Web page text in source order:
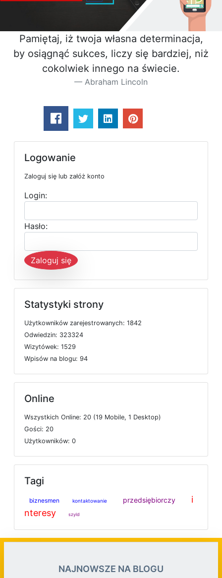
Pamiętaj, iż twoja własna determinacja,
by osiągnąć sukces, liczy się bardziej, niż
cokolwiek innego na świecie.
Abraham Lincoln
Logowanie
Zaloguj się lub załóż konto
Login:
Hasło:
Zaloguj się
Statystyki strony
Użytkowników zarejestrowanych: 1842
Odwiedzin: 323324
Wizytówek: 1529
Wpisów na blogu: 94
Online
Wszystkich Online: 20 (19 Mobile, 1 Desktop)
Gości: 20
Użytkowników: 0
Tagi
biznesmen kontaktowanie przedsiębiorczy
i
nteresy
szyld
NAJNOWSZE NA BLOGU